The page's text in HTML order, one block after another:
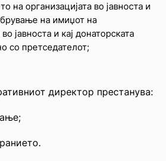
на организацијата во јавноста и
на имиџот на
јавноста и кај донаторската
со претседателот;
директор престанува: